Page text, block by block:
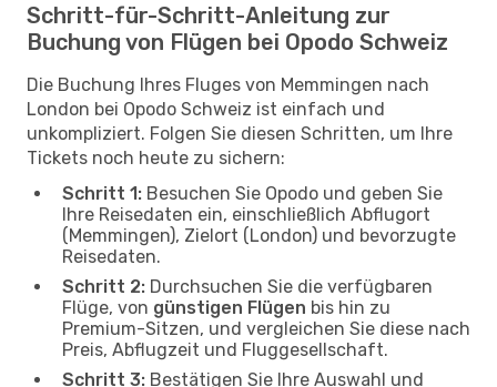
Schritt-für-Schritt-Anleitung zur
Buchung von Flügen bei Opodo Schweiz
Die Buchung Ihres Fluges von Memmingen nach
London bei Opodo Schweiz ist einfach und
unkompliziert. Folgen Sie diesen Schritten, um Ihre
Tickets noch heute zu sichern:
Schritt 1: Besuchen Sie Opodo und geben Sie
Ihre Reisedaten ein, einschließlich Abflugort
(Memmingen), Zielort (London) und bevorzugte
Reisedaten.
Schritt 2: Durchsuchen Sie die verfügbaren
Flüge, von günstigen Flügen bis hin zu
Premium-Sitzen, und vergleichen Sie diese nach
Preis, Abflugzeit und Fluggesellschaft.
Schritt 3: Bestätigen Sie Ihre Auswahl und